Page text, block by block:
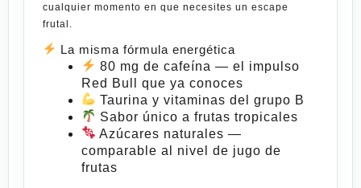
cualquier momento en que necesites un escape
frutal.
La misma fórmula energética
80 mg de cafeína — el impulso
Red Bull que ya conoces
Taurina y vitaminas del grupo B
Sabor único a frutas tropicales
Azúcares naturales —
comparable al nivel de jugo de
frutas